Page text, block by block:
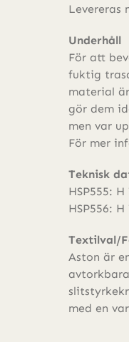
Levereras
Underhåll
För att
fuktig
material
gör dem
men var
För mer
Teknisk
HSP555:
HSP556:
Textilval/
Aston är
med en